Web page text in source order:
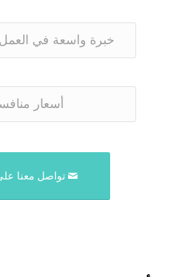
خبرة واسعة في العمل
أسعار
تواصل معنا